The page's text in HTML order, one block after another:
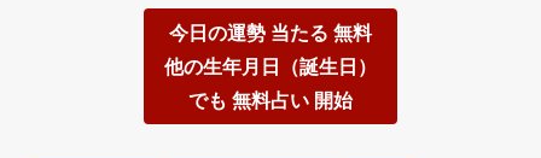
今日の運勢 当たる 無料
他の生年月日（誕生日）
でも 無料占い 開始